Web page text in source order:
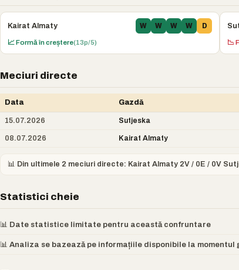
Kairat Almaty W W W W D
📈 Formă în creștere(13p/5) 📉
Meciuri directe
Data Gazdă
15.07.2026 Sutjeska
08.07.2026 Kairat Almaty
📊 Din ultimele 2 meciuri directe: Kairat Almaty 2V / 0E / 0V
Statistici cheie
📊 Date statistice limitate pentru această confruntare
📊 Analiza se bazează pe informațiile disponibile la momentul